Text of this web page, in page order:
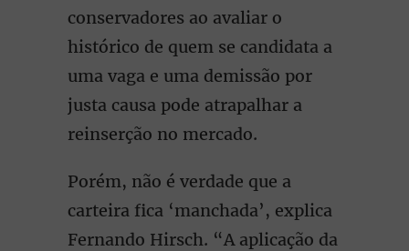
conservadores ao avaliar o
histórico de quem se candidata a
uma vaga e uma demissão por
justa causa pode atrapalhar a
reinserção no mercado.
Porém, não é verdade que a
carteira fica ‘manchada’, explica
Fernando Hirsch. “A aplicação da